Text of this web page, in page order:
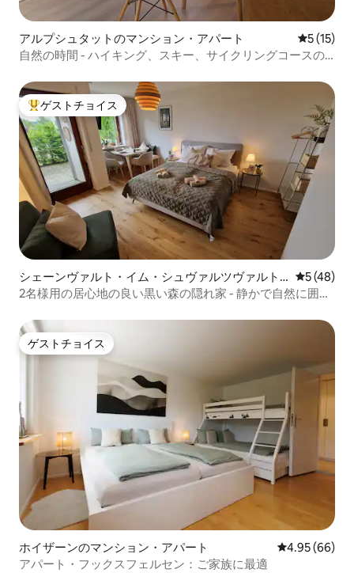
アルプシュタットのマンション・アパート レビュー
5 (15)
自然の時間 - ハイキング、スキー、サイクリングコースの
大好評のゲストチョイスです。
ゲストチョイス
シェーンヴァルト・イム・シュヴァルツヴァルト
のマンション・アパート
レビュー
5 (48)
2名様用の居心地の良い黒い森の隠れ家 - 静かで自然に囲ま
ゲストチョイス
ゲストチョイス
ホイザーンのマンション・アパート レビュー66
4.95 (66)
アパート・フックスフェルセン：ご家族に最適